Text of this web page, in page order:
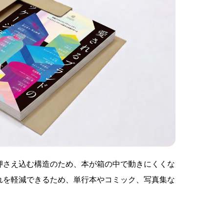
え込む構造のため、本が箱の中で動きにくくな
軽減できるため、単行本やコミック、写真集な